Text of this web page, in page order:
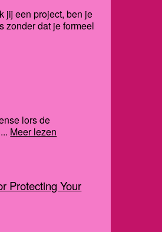
jij een project, ben je
zonder dat je formeel
lors de
Meer lezen
Protecting Your